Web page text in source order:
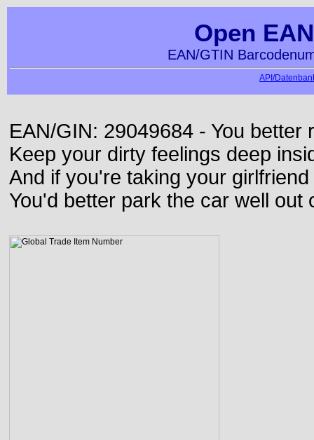
Open
EAN/GTIN
API/
EAN/GIN: 29049684 - You better
Keep your dirty feelings deep
And if you're taking your
You'd better park the car well out